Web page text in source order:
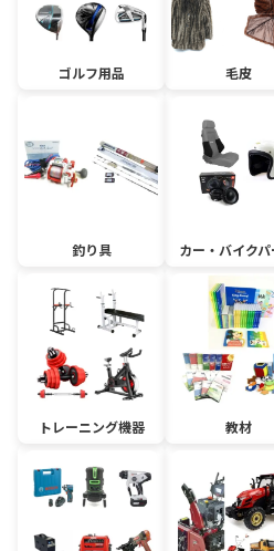
ゴルフ用品 毛皮
釣り具 カー・バイクパ
トレーニング機器 教材